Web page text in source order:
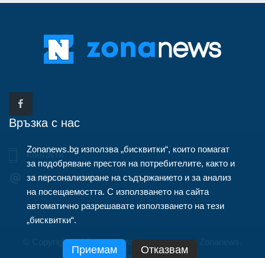
Връзка с нас
Контакти
info@zonanews.bg
© Copyright 2020, Информационна агенция Zonanews.
Zonanews.bg използва „бисквитки“, които помагат
за подобряване престоя на потребителите, както и
за персонализиране на съдържанието и за анализ
на посещаемостта. С използването на сайта
автоматично разрешавате използването на тези
„бисквитки“.
Приемам Отказвам